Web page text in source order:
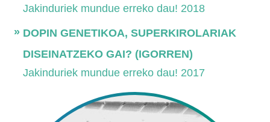
Jakinduriek mundue erreko dau! 2018
DOPIN GENETIKOA, SUPERKIROLARIAK
DISEINATZEKO GAI? (IGORREN)
Jakinduriek mundue erreko dau! 2017